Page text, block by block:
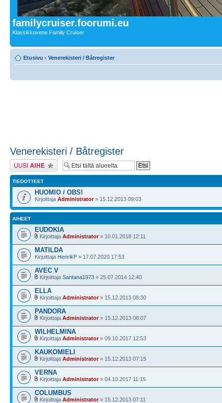
familycruiser.foorumi.eu
Klassikkovene Family Cruiser
Etusivu ‹ Venerekisteri / Båtregister
Venerekisteri / Båtregister
Lähetä uusi viesti
TIEDOTTEET
HUOMIO / OBS!
Kirjoittaja Administrator» 15.12.2013 09:03
AIHEET
EUDOKIA
Kirjoittaja Administrator» 10.01.2018 12:11
MATILDA
Kirjoittaja HenrikP » 17.07.2020 17:53
AVEC V
Kirjoittaja Santana1973 » 25.07.2014 12:40
ELLA
Kirjoittaja Administrator» 15.12.2013 08:30
PANDORA
Kirjoittaja Administrator» 15.12.2013 08:07
WILHELMINA
Kirjoittaja Administrator» 09.10.2017 12:53
KAUKOMIELI
Kirjoittaja Administrator» 15.12.2013 07:15
VERNA
Kirjoittaja Administrator» 04.10.2017 11:15
COLUMBUS
Kirjoittaja Administrator» 15.12.2013 07:11